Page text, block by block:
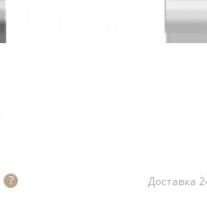
Доставка